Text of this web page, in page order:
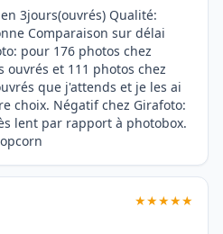
3jours(ouvrés) Qualité:
Comparaison sur délai
pour 176 photos chez
ouvrés et 111 photos chez
que j'attends et je les ai
choix. Négatif chez Girafoto:
lent par rapport à photobox.
★★★★★